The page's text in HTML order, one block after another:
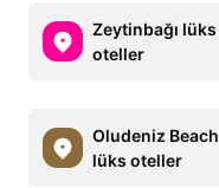
Zeytinbağı lüks
oteller
Oludeniz Beach
lüks oteller